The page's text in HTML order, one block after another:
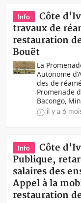
Info
Côte
travaux de
restauration
Bouët
La
Autonome
des de
Promenade
Bacongo,
il y a 6
Info
Côte
Publique,
salaires des
Appel à la
restauration